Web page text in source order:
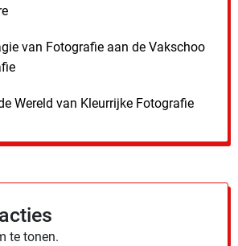
van Fotografie aan de Vakschoo
Wereld van Kleurrijke Fotografie
te tonen.